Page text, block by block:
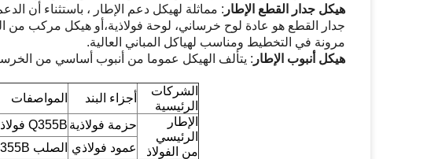
هيكل جدار القطع الإطار : مماثلة لهيكل دعم الإطار ، باستثناء أن
جدار القطع هو عادة لوح خرساني، لوحة فولاذية،أو هيكل مركب من
مرونة في التخطيط ومناسب لهياكل المباني العالية.
هيكل أنبوب الإطار : يتألف الهيكل عموما من أنبوب أساسي من
الشركات
الرئيسية
أجزاء البند
المواصفات
الإطار
الرئيسي
من الفولاذ
حزمة فولاذية Q355B فولاذ H المطاوئ
عمود فولاذي
الصلب Q355B من النوع H